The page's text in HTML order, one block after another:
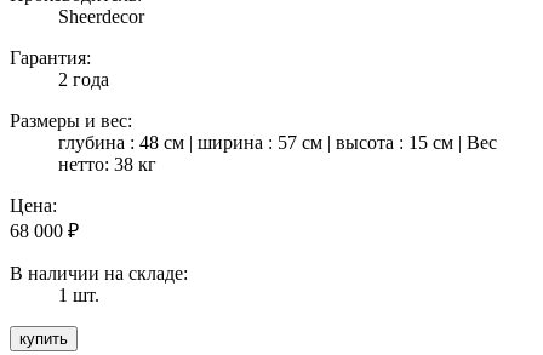
Sheerdecor
Гарантия:
2 года
Размеры и вес:
глубина : 48 см | ширина : 57 см | высота : 15 см | Вес
нетто: 38 кг
Цена:
68 000 ₽
В наличии на складе:
1 шт.